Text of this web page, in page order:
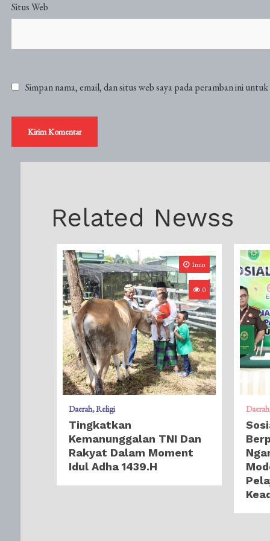
Situs Web
Simpan nama, email, dan situs web saya pada peramban ini
Related Newss
1min
0
Daerah Religi
Tingkatkan
Kemanunggalan TNI Dan
Rakyat Dalam Moment
Idul Adha 1439.H
Daerah